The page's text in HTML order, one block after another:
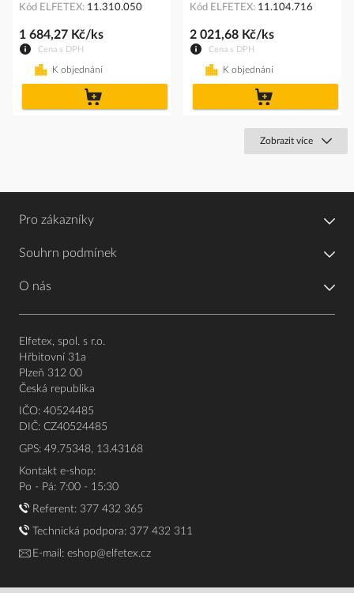
Kód ELFETEX 11.310.050
Cena s DPH
1 684,27 Kč/ks
K objednání
Kód ELFETEX 11.104.716
Cena s DPH
2 021,68 Kč/ks
K objednání
Zobrazit více
Pro zákazníky
Souhrn podmínek
O nás
Elfetex, spol. s r.o.
Hřbitovní 31a
Plzeň 312 00
Česká republika
IČO: 40524485
DIČ: CZ40524485
GPS: 49.75348, 13.43168
Kontakt e-shop:
Po - Pá: 7:00 - 15:30
Referent: 377 432 365
Technická podpora: 377 432 311
E-mail: eshop@elfetex.cz